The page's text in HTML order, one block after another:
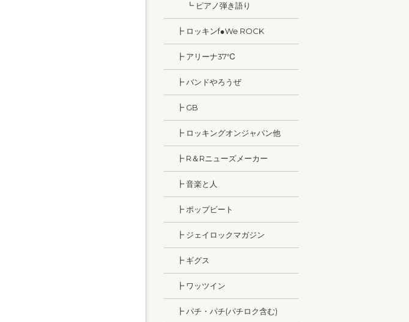
┗ ピアノ弾き語り
┣ ロッキンf●We ROCK
┣ アリーナ37℃
┣ バンドやろうぜ
┣ GB
┣ ロッキングオンジャパン他
┣ R＆Rニューズメーカー
┣ 音楽と人
┣ ポップビート
┣ ジェイロックマガジン
┣ ギグス
┣ ワッツイン
┣ パチ・パチ(パチロク含む)